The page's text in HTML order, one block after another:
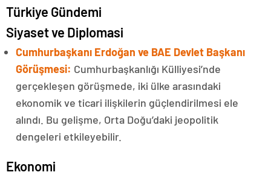
Türkiye Gündemi
Siyaset ve Diplomasi
Cumhurbaşkanı Erdoğan ve BAE Devlet Başkanı
Görüşmesi: Cumhurbaşkanlığı Külliyesi’nde
gerçekleşen görüşmede, iki ülke arasındaki
ekonomik ve ticari ilişkilerin güçlendirilmesi ele
alındı. Bu gelişme, Orta Doğu’daki jeopolitik
dengeleri etkileyebilir.
Ekonomi